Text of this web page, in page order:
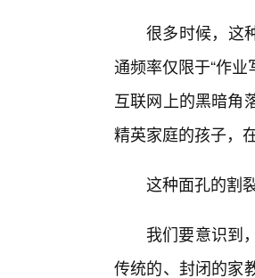
很多时候，这
通频率仅限于“作
互联网上的黑暗角
精英家庭的孩子，
这种面孔的割
我们要意识到
传统的、封闭的家